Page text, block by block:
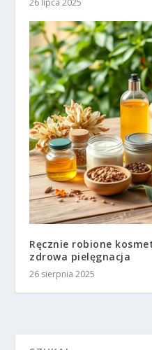
Ręcznie robione
zdrowa pielęgnacja
26 sierpnia 2025